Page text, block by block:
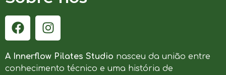
A Innerflow Pilates Studio nasceu da união entre
conhecimento técnico e uma história de